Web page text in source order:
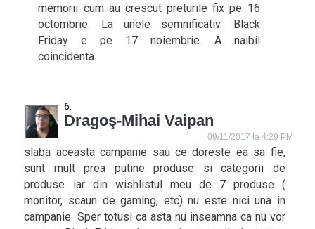
memorii cum au crescut preturile fix pe 16
octombrie. La unele semnificativ. Black
Friday e pe 17 noiembrie. A naibii
coincidenta.
Dragoş-Mihai Vaipan
09/11/2017 la 4:29 PM
slaba aceasta campanie sau ce doreste ea sa fie,
sunt mult prea putine produse si categorii de
produse iar din wishlistul meu de 7 produse (
monitor, scaun de gaming, etc) nu este nici una in
campanie. Sper totusi ca asta nu inseamna ca nu vor